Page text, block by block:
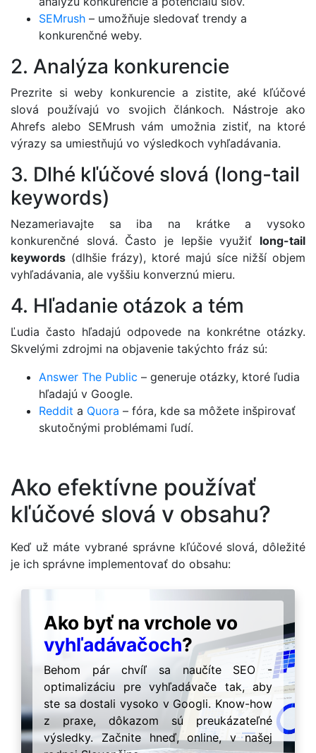
SEMrush – umožňuje sledovať trendy a
konkurenčné weby.
2. Analýza konkurencie
Prezrite si weby konkurencie a zistite, aké kľúčové
slová používajú vo svojich článkoch. Nástroje ako
Ahrefs alebo SEMrush vám umožnia zistiť, na ktoré
výrazy sa umiestňujú vo výsledkoch vyhľadávania.
3. Dlhé kľúčové slová (long-tail
keywords)
Nezameriavajte sa iba na krátke a vysoko
konkurenčné slová. Často je lepšie využiť long-tail
keywords (dlhšie frázy), ktoré majú síce nižší objem
vyhľadávania, ale vyššiu konverznú mieru.
4. Hľadanie otázok a tém
Ľudia často hľadajú odpovede na konkrétne otázky.
Skvelými zdrojmi na objavenie takýchto fráz sú:
Answer The Public – generuje otázky, ktoré ľudia
hľadajú v Google.
Reddit a Quora – fóra, kde sa môžete inšpirovať
skutočnými problémami ľudí.
Ako efektívne používať
kľúčové slová v obsahu?
Keď už máte vybrané správne kľúčové slová, dôležité
je ich správne implementovať do obsahu:
Ako byť na vrchole vo
vyhľadávačoch?
Behom pár chvíľ sa naučíte SEO -
optimalizáciu pre vyhľadávače tak, aby
ste sa dostali vysoko v Googli. Know-how
z praxe, dôkazom sú preukázateľné
výsledky. Začnite hneď, online, v našej